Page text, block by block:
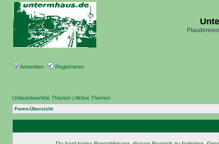
Anmelden Registrieren
Unbeantwortete Themen | Aktive Themen
Foren-Übersicht